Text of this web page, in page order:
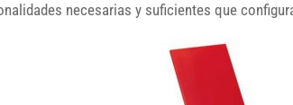
necesarias y suficientes que